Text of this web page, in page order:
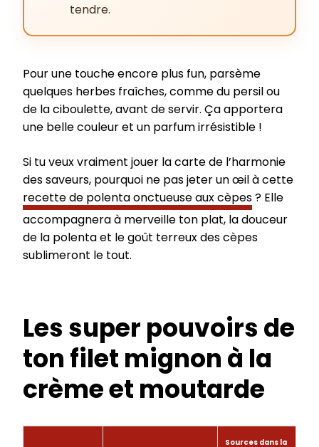
tendre.
Pour une touche encore plus fun, parsème
quelques herbes fraîches, comme du persil ou
de la ciboulette, avant de servir. Ça apportera
une belle couleur et un parfum irrésistible !
Si tu veux vraiment jouer la carte de l’harmonie
des saveurs, pourquoi ne pas jeter un œil à cette
recette de polenta onctueuse aux cèpes? Elle
accompagnera à merveille ton plat, la douceur
de la polenta et le goût terreux des cèpes
sublimeront le tout.
Les super pouvoirs de
ton filet mignon à la
crème et moutarde
Sources dans la